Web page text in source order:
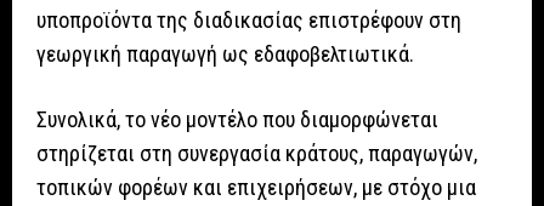
υποπροϊόντα της διαδικασίας επιστρέφουν στη
γεωργική παραγωγή ως εδαφοβελτιωτικά.
Συνολικά, το νέο μοντέλο που διαμορφώνεται
στηρίζεται στη συνεργασία κράτους, παραγωγών,
τοπικών φορέων και επιχειρήσεων, με στόχο μια